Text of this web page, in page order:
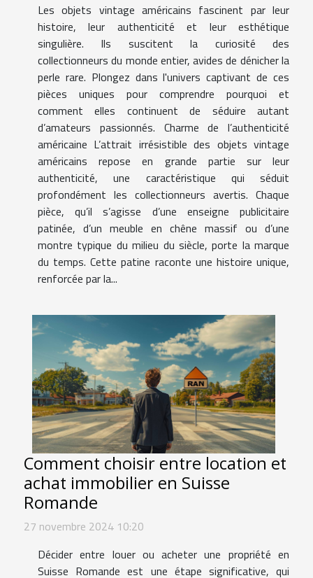
Les objets vintage américains fascinent par leur
histoire, leur authenticité et leur esthétique
singulière. Ils suscitent la curiosité des
collectionneurs du monde entier, avides de dénicher la
perle rare. Plongez dans l'univers captivant de ces
pièces uniques pour comprendre pourquoi et
comment elles continuent de séduire autant
d’amateurs passionnés. Charme de l’authenticité
américaine L’attrait irrésistible des objets vintage
américains repose en grande partie sur leur
authenticité, une caractéristique qui séduit
profondément les collectionneurs avertis. Chaque
pièce, qu’il s’agisse d’une enseigne publicitaire
patinée, d’un meuble en chêne massif ou d’une
montre typique du milieu du siècle, porte la marque
du temps. Cette patine raconte une histoire unique,
renforcée par la...
Comment choisir entre location et
achat immobilier en Suisse
Romande
27 novembre 2024 10:20
Décider entre louer ou acheter une propriété en
Suisse Romande est une étape significative, qui